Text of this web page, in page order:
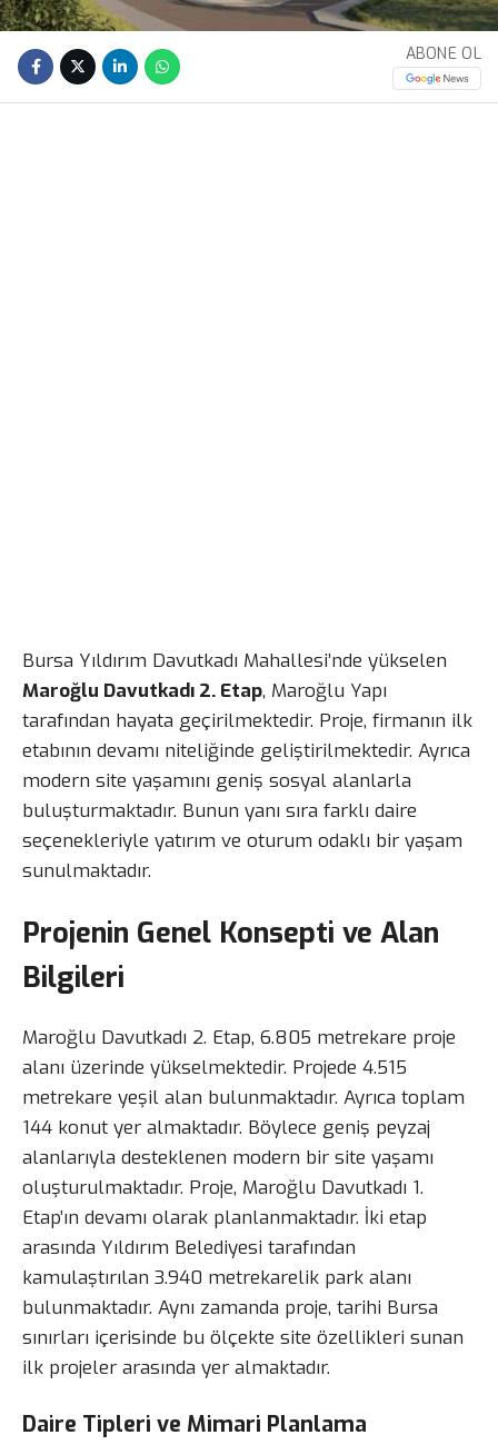
ABONE OL
Bursa Yıldırım Davutkadı Mahallesi’nde yükselen
Maroğlu Davutkadı 2. Etap, Maroğlu Yapı
tarafından hayata geçirilmektedir. Proje, firmanın ilk
etabının devamı niteliğinde geliştirilmektedir. Ayrıca
modern site yaşamını geniş sosyal alanlarla
buluşturmaktadır. Bunun yanı sıra farklı daire
seçenekleriyle yatırım ve oturum odaklı bir yaşam
sunulmaktadır.
Projenin Genel Konsepti ve Alan
Bilgileri
Maroğlu Davutkadı 2. Etap, 6.805 metrekare proje
alanı üzerinde yükselmektedir. Projede 4.515
metrekare yeşil alan bulunmaktadır. Ayrıca toplam
144 konut yer almaktadır. Böylece geniş peyzaj
alanlarıyla desteklenen modern bir site yaşamı
oluşturulmaktadır. Proje, Maroğlu Davutkadı 1.
Etap’ın devamı olarak planlanmaktadır. İki etap
arasında Yıldırım Belediyesi tarafından
kamulaştırılan 3.940 metrekarelik park alanı
bulunmaktadır. Aynı zamanda proje, tarihi Bursa
sınırları içerisinde bu ölçekte site özellikleri sunan
ilk projeler arasında yer almaktadır.
Daire Tipleri ve Mimari Planlama